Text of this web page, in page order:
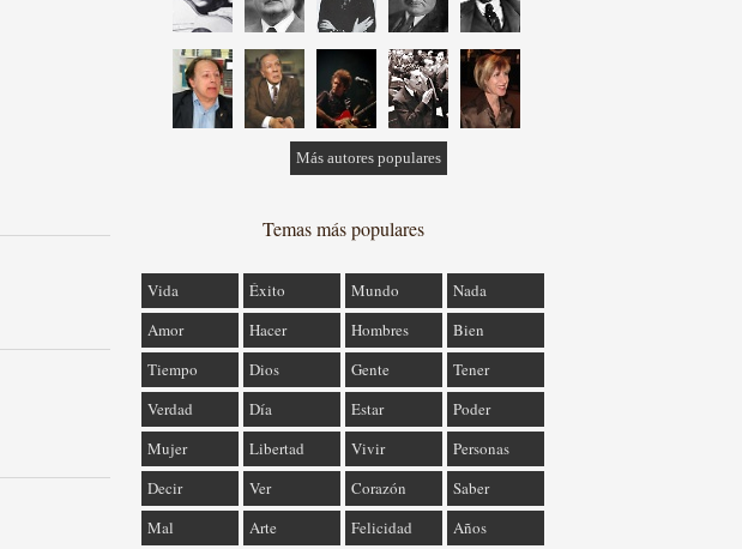
Más autores populares
Temas más populares
Vida Éxito Mundo
Nada
Amor
Hacer Hombres
Bien
Tiempo
Dios Gente
Tener
Verdad
Día Estar
Poder
Mujer
Libertad Vivir
Personas
Decir
Ver Corazón
Saber
Mal
Arte Felicidad
Años